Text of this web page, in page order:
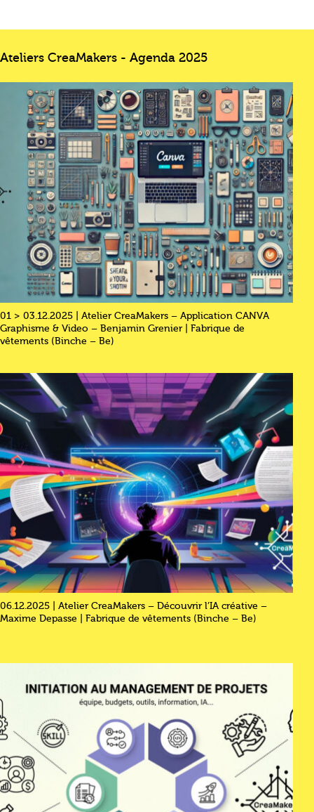
Ateliers CreaMakers - Agenda 2025
01 > 03.12.2025 | Atelier CreaMakers – Application CANVA
Graphisme & Video – Benjamin Grenier | Fabrique de
vêtements (Binche – Be)
06.12.2025 | Atelier CreaMakers – Découvrir l’IA créative –
Maxime Depasse | Fabrique de vêtements (Binche – Be)